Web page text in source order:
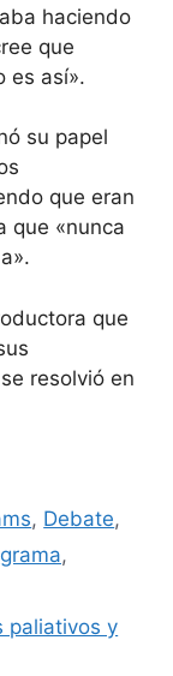
haciendo
que
es así».
su papel
que eran
que «nunca
que
resolvió en
, Debate,
,
paliativos y